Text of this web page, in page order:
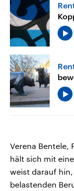
Verena Bentele,
hält sich mit
weist darauf
belastenden